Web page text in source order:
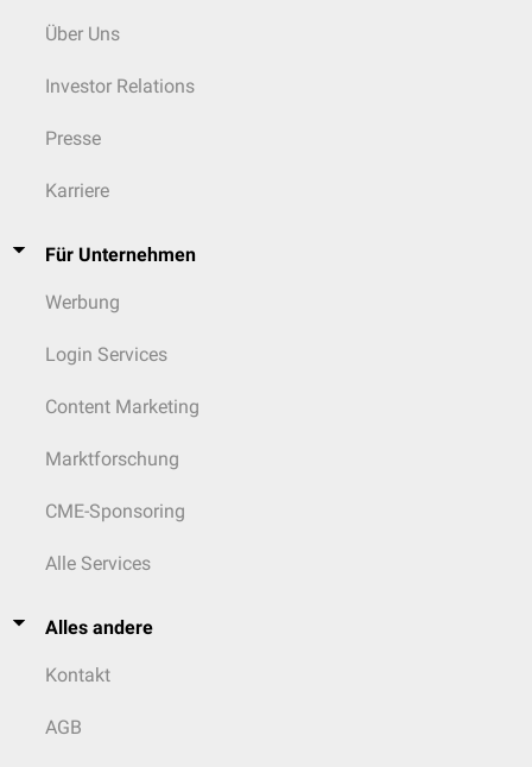
Über Uns
Investor Relations
Presse
Karriere
Für Unternehmen
Werbung
Login Services
Content Marketing
Marktforschung
CME-Sponsoring
Alle Services
Alles andere
Kontakt
AGB